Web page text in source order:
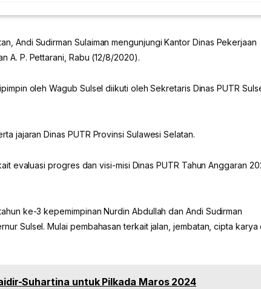
Andi Sudirman Sulaiman mengunjungi Kantor Dinas Pekerjaan
A. P. Pettarani, Rabu (12/8/2020).
oleh Wagub Sulsel diikuti oleh Sekretaris Dinas PUTR
jajaran Dinas PUTR Provinsi Sulawesi Selatan.
evaluasi progres dan visi-misi Dinas PUTR Tahun Anggaran
ke-3 kepemimpinan Nurdin Abdullah dan Andi Sudirman
Sulsel. Mulai pembahasan terkait jalan, jembatan, cipta karya
Suhartina untuk Pilkada Maros 2024